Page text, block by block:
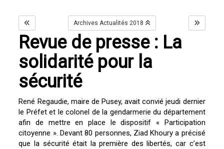
Archives Actualités 2018
Revue de presse : La
solidarité pour la
sécurité
René Regaudie, maire de Pusey, avait convié jeudi dernier
le Préfet et le colonel de la gendarmerie du département
afin de mettre en place le dispositif « Participation
citoyenne ». Devant 80 personnes, Ziad Khoury a précisé
que la sécurité était la première des libertés, car c’est